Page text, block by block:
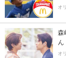
オ
森
ん
オ